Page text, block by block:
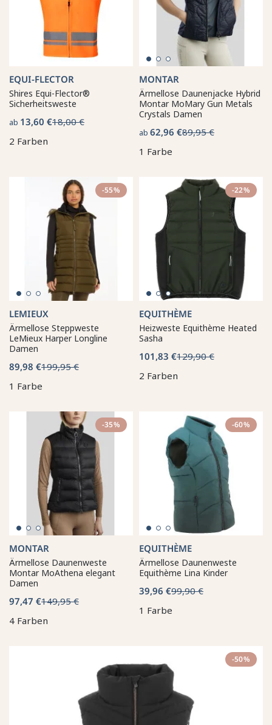
EQUI-FLECTOR
Shires Equi-Flector®
Sicherheitsweste
ab 13,60 €18,00 €
2 Farben
MONTAR
Ärmellose Daunenjacke Hybrid
Montar MoMary Gun Metals
Crystals Damen
ab 62,96 €89,95 €
1 Farbe
-55%
LEMIEUX
Ärmellose Steppweste
LeMieux Harper Longline
Damen
89,98 €199,95 €
1 Farbe
-22%
EQUITHÈME
Heizweste Equithème Heated
Sasha
101,83 €129,90 €
2 Farben
-35%
MONTAR
Ärmellose Daunenweste
Montar MoAthena elegant
Damen
97,47 €149,95 €
4 Farben
-60%
EQUITHÈME
Ärmellose Daunenweste
Equithème Lina Kinder
39,96 €99,90 €
1 Farbe
-50%